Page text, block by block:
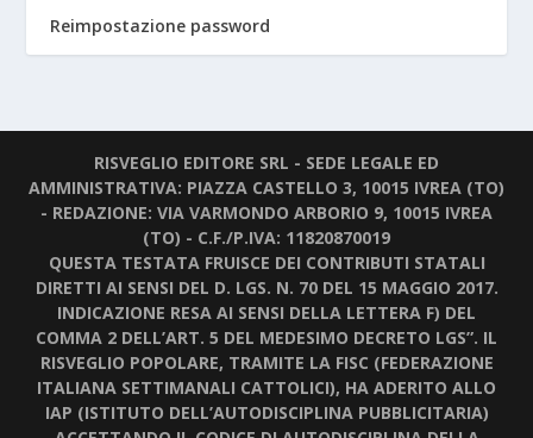
Reimpostazione password
RISVEGLIO EDITORE SRL - SEDE LEGALE ED
AMMINISTRATIVA: PIAZZA CASTELLO 3, 10015 IVREA (TO)
- REDAZIONE: VIA VARMONDO ARBORIO 9, 10015 IVREA
(TO) - C.F./P.IVA: 11820870019
QUESTA TESTATA FRUISCE DEI CONTRIBUTI STATALI
DIRETTI AI SENSI DEL D. LGS. N. 70 DEL 15 MAGGIO 2017.
INDICAZIONE RESA AI SENSI DELLA LETTERA F) DEL
COMMA 2 DELL’ART. 5 DEL MEDESIMO DECRETO LGS”. IL
RISVEGLIO POPOLARE, TRAMITE LA FISC (FEDERAZIONE
ITALIANA SETTIMANALI CATTOLICI), HA ADERITO ALLO
IAP (ISTITUTO DELL’AUTODISCIPLINA PUBBLICITARIA)